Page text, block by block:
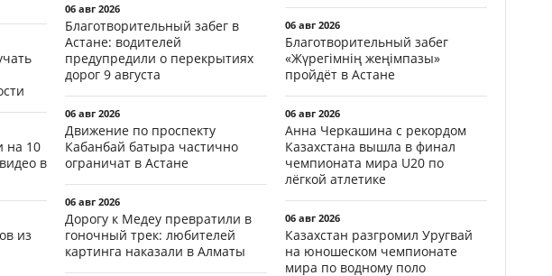
на 10
в
из
06 авг 2026
Благотворительный забег в
Астане: водителей
предупредили о перекрытиях
дорог 9 августа
06 авг 2026
Движение по проспекту
Кабанбай батыра частично
ограничат в Астане
06 авг 2026
Дорогу к Медеу превратили в
гоночный трек: любителей
картинга наказали в Алматы
06 авг 2026
Благотворительный забег
«Жүрегімнің жеңімпазы»
пройдёт в Астане
06 авг 2026
Анна Черкашина с рекордом
Казахстана вышла в финал
чемпионата мира U20 по
лёгкой атлетике
06 авг 2026
Казахстан разгромил Уругвай
на юношеском чемпионате
мира по водному поло